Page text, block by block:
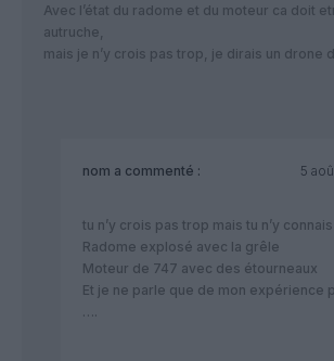
Avec l’état du radome et du moteur ca doit
autruche,
mais je n’y crois pas trop, je dirais un drone
nom a commenté :
5
tu n’y crois pas trop mais tu n’y
Radome explosé avec la grêle
Moteur de 747 avec des étourneaux
Et je ne parle que de mon expérience